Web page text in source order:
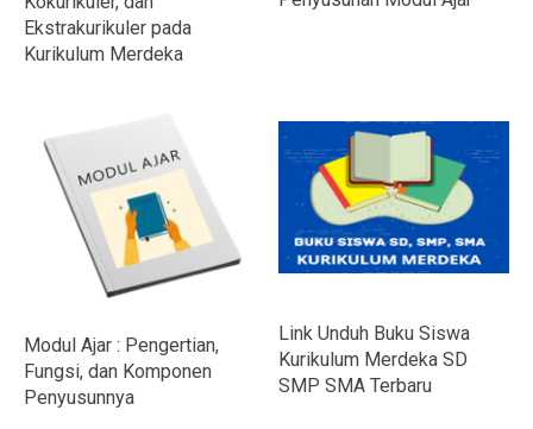
Ekstrakurikuler pada
Kurikulum Merdeka
Modul Ajar : Pengertian,
Fungsi, dan Komponen
Penyusunnya
Link Unduh Buku Siswa
Kurikulum Merdeka SD
SMP SMA Terbaru